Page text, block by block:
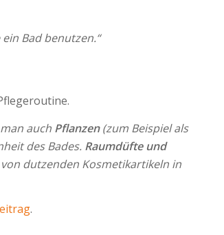
Bad benutzen.“
auch Pflanzen(zum Beispiel als
des Bades. Raumdüfte und
dutzenden Kosmetikartikeln in
.